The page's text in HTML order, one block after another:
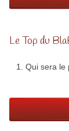
Le Top du
Qui sera le